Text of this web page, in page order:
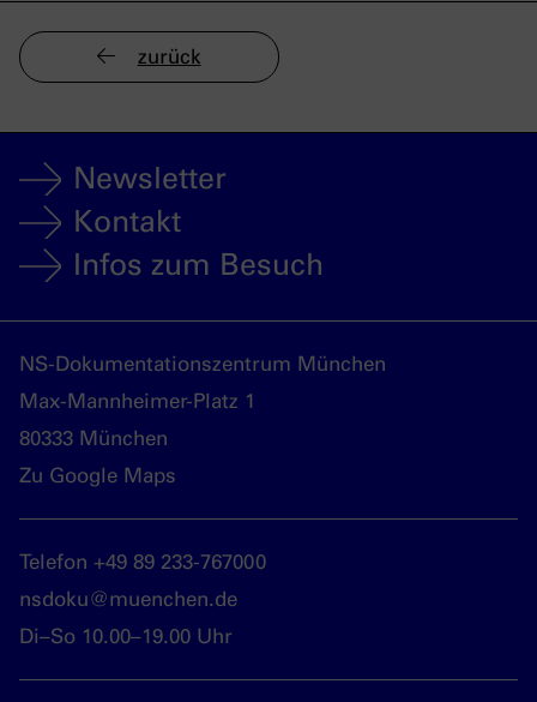
zurück
Newsletter
Kontakt
Infos zum Besuch
NS-Dokumentationszentrum München
Max-Mannheimer-Platz 1
80333 München
Zu Google Maps
Telefon +49 89 233-767000
nsdoku@muenchen.de
Di–So 10.00–19.00 Uhr